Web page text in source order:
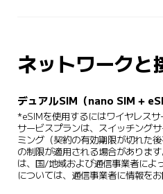
ネットワークと
デュアルSIM（nano SIM +
*eSIMを使用するにはワイヤレス
サービスプランは、スイッチング
ミング（契約の有効期限が切れた
の制限が適用される場合がありま
は、国/地域および通信事業者によ
については、通信事業者に情報をお